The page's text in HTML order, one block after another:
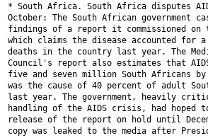
* South Africa. South Africa disputes
October: The South African government
findings of a report it commissioned on
which claims the disease accounted for
deaths in the country last year. The
Council's report also estimates that
five and seven million South Africans
was the cause of 40 percent of adult
last year. The government, heavily
handling of the AIDS crisis, had
release of the
report on hold until
copy was leaked to the media after